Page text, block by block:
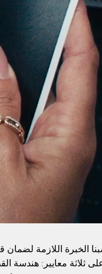
الخبرة اللازمة
ثلاثة معايير: هندسة